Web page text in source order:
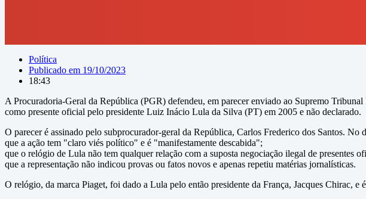
Política
Publicado em 19/10/2023
18:43
A Procuradoria-Geral da República (PGR) defendeu, em parecer enviado ao Supremo
como presente oficial pelo presidente Luiz Inácio Lula da Silva (PT) em 2005 e não declarado.
O parecer é assinado pelo subprocurador-geral da República, Carlos Frederico dos Santos. No
que a ação tem "claro viés político" e é "manifestamente descabida";
que o relógio de Lula não tem qualquer relação com a suposta negociação ilegal de presentes
que a representação não indicou provas ou fatos novos e apenas repetiu matérias jornalísticas.
O relógio, da marca Piaget, foi dado a Lula pelo então presidente da França, Jacques Chirac, e